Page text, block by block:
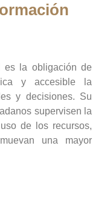
es la obligación de
y accesible la
y decisiones. Su
supervisen la
de los recursos,
una mayor